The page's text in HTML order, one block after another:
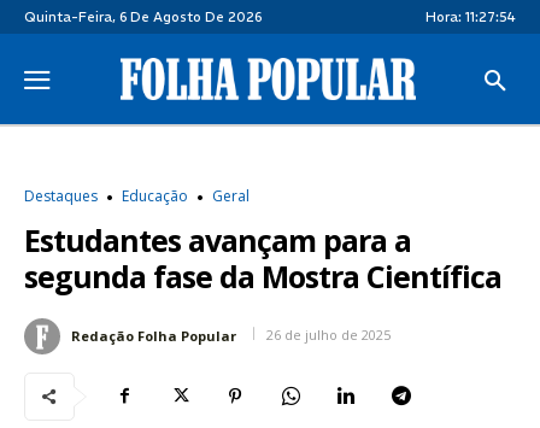
Quinta-Feira, 6 De Agosto De 2026 Hora: 11:27:55
Destaques Educação Geral
Estudantes avançam para a
segunda fase da Mostra Científica
Redação Folha Popular 26 de julho de 2025